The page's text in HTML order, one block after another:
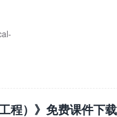
程）》免费课件下载